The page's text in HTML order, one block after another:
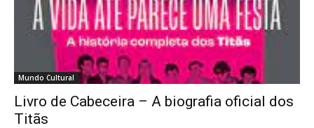
Mundo Cultural
Livro de Cabeceira – A biografia oficial dos
Titãs